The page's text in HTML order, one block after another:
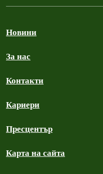
Новини
За нас
Контакти
Кариери
Пресцентър
Карта на сайта